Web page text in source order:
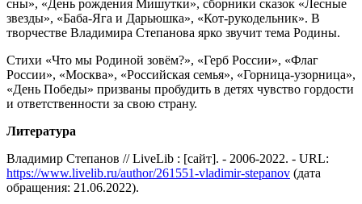
сны», «День рождения Мишутки», сборники сказок «Лесные
звезды», «Баба-Яга и Дарьюшка», «Кот-рукодельник». В
творчестве Владимира Степанова ярко звучит тема Родины.
Стихи «Что мы Родиной зовём?», «Герб России», «Флаг
России», «Москва», «Российская семья», «Горница-узорница»,
«День Победы» призваны пробудить в детях чувство гордости
и ответственности за свою страну.
Литература
Владимир Степанов // LiveLib : [сайт]. - 2006-2022. - URL:
https://www.livelib.ru/author/261551-vladimir-stepanov (дата
обращения: 21.06.2022).